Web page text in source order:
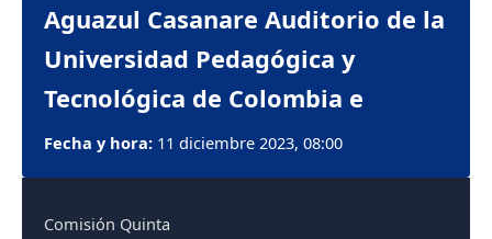
Aguazul Casanare Auditorio de la
Universidad Pedagógica y
Tecnológica de Colombia e
Fecha y hora: 11 diciembre 2023, 08:00
Comisión Quinta